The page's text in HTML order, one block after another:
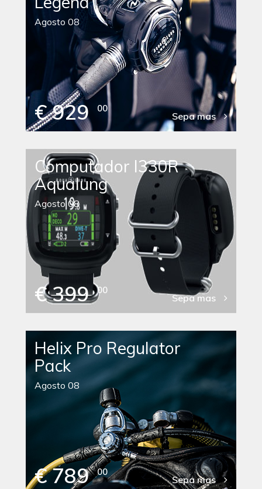
Agosto 08
€ 929 00
Sepa mas
Computador I330R
Aqualung
Agosto 08
€ 399 00
Sepa mas
Helix Pro Regulator
Pack
Agosto 08
€ 789 00
Sepa mas